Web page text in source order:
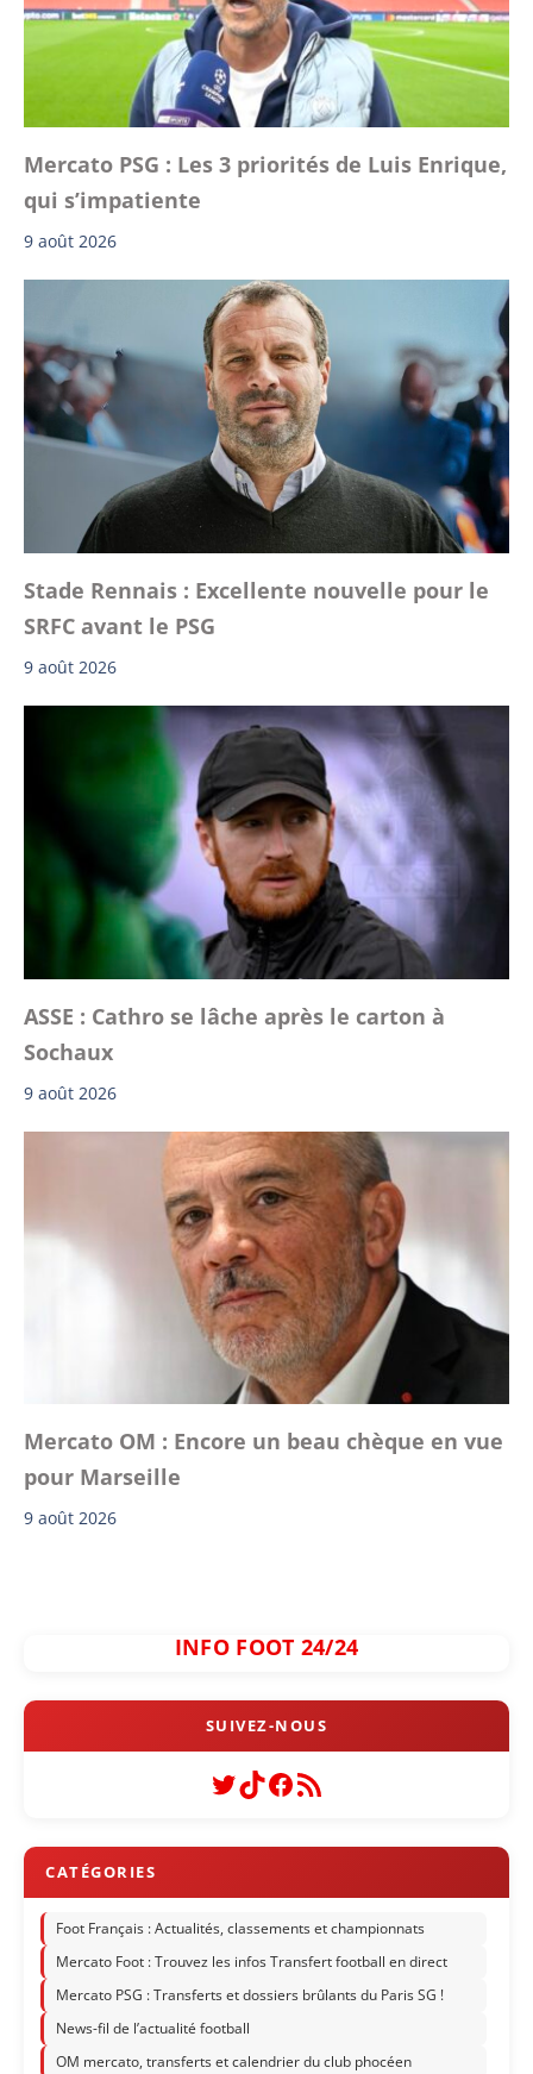
Mercato PSG : Les 3 priorités de Luis Enrique,
qui s’impatiente
9 août 2026
Stade Rennais : Excellente nouvelle pour le
SRFC avant le PSG
9 août 2026
ASSE : Cathro se lâche après le carton à
Sochaux
9 août 2026
Mercato OM : Encore un beau chèque en vue
pour Marseille
9 août 2026
INFO FOOT 24/24
Twitter
TikTok
Facebook
Flux RSS
Foot Français : Actualités, classements et championnats
Mercato Foot : Trouvez les infos Transfert football en direct
Mercato PSG : Transferts et dossiers brûlants du Paris SG !
News-fil de l’actualité football
OM mercato, transferts et calendrier du club phocéen